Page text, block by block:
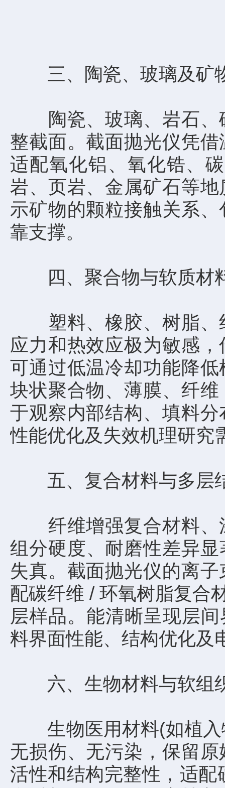
三、陶瓷、玻璃及矿
陶瓷、玻璃、岩石、
整截面。截面抛光仪凭
适配氧化铝、氧化锆、
岩、页岩、金属矿石等
示矿物的颗粒接触关系
靠支撑。
四、聚合物与软质材
塑料、橡胶、树脂、
应力和热效应极为敏感
可通过低温冷却功能降
块状聚合物、薄膜、纤
于观察内部结构、填料
性能优化及失效机理研究
五、复合材料与多层
纤维增强复合材料、
组分硬度、耐磨性差异
失真。截面抛光仪的离
配碳纤维 / 环氧树脂复合
层样品。能清晰呈现层
料界面性能、结构优化及
六、生物材料与软组
生物医用材料(如植入
无损伤、无污染，保留
活性和结构完整性，适